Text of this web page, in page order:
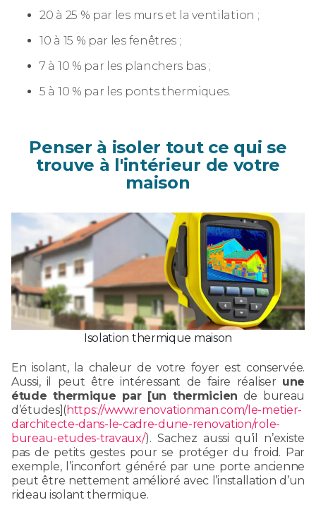
20 à 25 % par les murs et la ventilation ;
10 à 15 % par les fenêtres ;
7 à 10 % par les planchers bas ;
5 à 10 % par les ponts thermiques.
Penser à isoler tout ce qui se
trouve à l'intérieur de votre
maison
Isolation thermique maison
En isolant, la chaleur de votre foyer est conservée.
Aussi, il peut être intéressant de faire réaliser une
étude thermique par [un thermicien de bureau
d’études](https://www.renovationman.com/le-metier-
darchitecte-dans-le-cadre-dune-renovation/role-
bureau-etudes-travaux/). Sachez aussi qu’il n’existe
pas de petits gestes pour se protéger du froid. Par
exemple, l’inconfort généré par une porte ancienne
peut être nettement amélioré avec l’installation d’un
rideau isolant thermique.